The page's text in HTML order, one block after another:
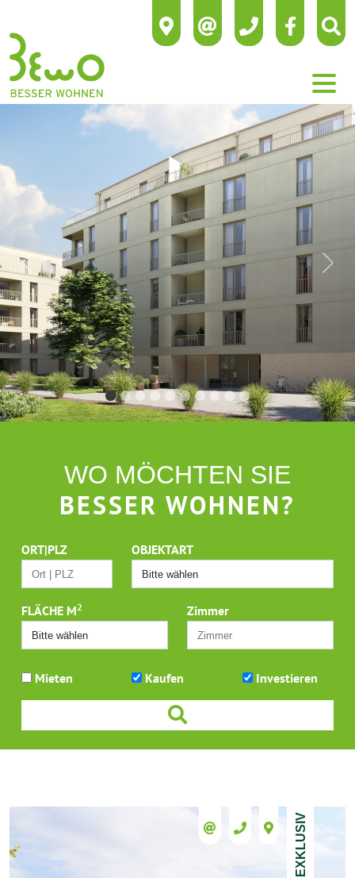
Previous Next
WO MÖCHTEN SIE
BESSER WOHNEN?
ORT|PLZ OBJEKTART
FLÄCHE M2 Zimmer
Mieten Kaufen Investieren
EXKLUSIV